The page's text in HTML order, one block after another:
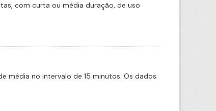
com curta ou média duração, de uso
média no intervalo de 15 minutos. Os dados